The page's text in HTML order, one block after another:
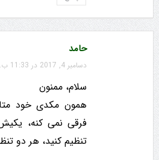
حامد
دسامبر 4, 2017 در 11:33 ب.ظ
سلام، ممنون
همون مکدی خود
فرقی نمی کنه،
تنظیم کنید، هر دو